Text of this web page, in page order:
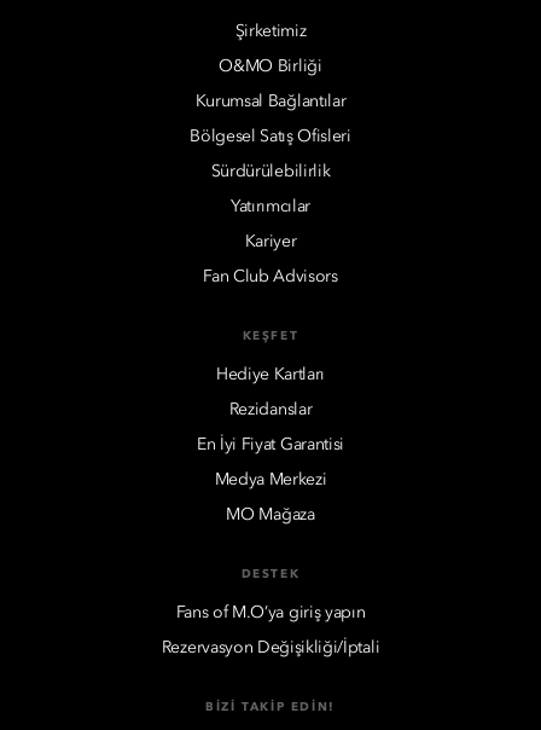
Şirketimiz
O&MO Birliği
Kurumsal Bağlantılar
Bölgesel Satış Ofisleri
Sürdürülebilirlik
Yatırımcılar
Kariyer
Fan Club Advisors
KEŞFET
Hediye Kartları
Rezidanslar
En İyi Fiyat Garantisi
Medya Merkezi
MO Mağaza
DESTEK
Fans of M.O’ya giriş yapın
Rezervasyon Değişikliği/İptali
BIZI TAKIP EDIN!